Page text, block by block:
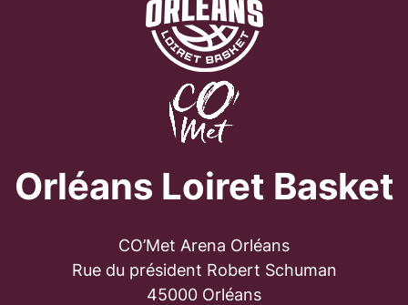
Orléans Loiret Basket
CO’Met Arena Orléans
Rue du président Robert Schuman
45000 Orléans